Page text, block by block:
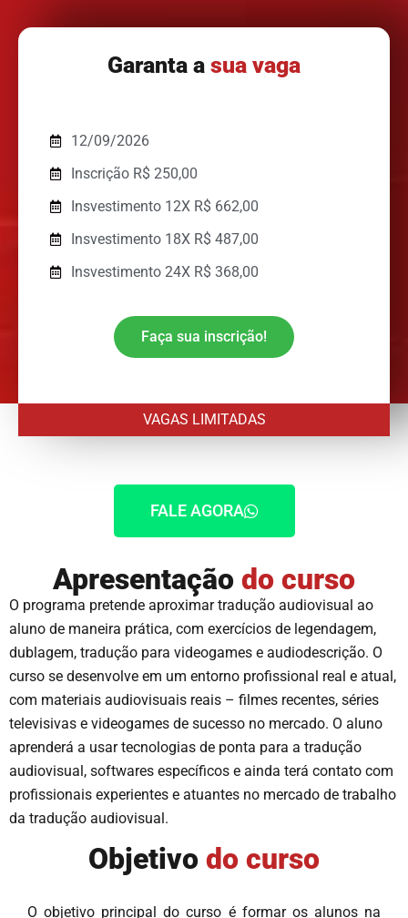
Garanta a sua vaga
12/09/2026
Inscrição R$ 250,00
Insvestimento 12X R$ 662,00
Insvestimento 18X R$ 487,00
Insvestimento 24X R$ 368,00
Faça sua inscrição!
VAGAS LIMITADAS
FALE AGORA
Apresentação do curso
O programa pretende aproximar tradução audiovisual ao
aluno de maneira prática, com exercícios de legendagem,
dublagem, tradução para videogames e audiodescrição. O
curso se desenvolve em um entorno profissional real e atual,
com materiais audiovisuais reais – filmes recentes, séries
televisivas e videogames de sucesso no mercado. O aluno
aprenderá a usar tecnologias de ponta para a tradução
audiovisual, softwares específicos e ainda terá contato com
profissionais experientes e atuantes no mercado de trabalho
da tradução audiovisual.
Objetivo do curso
O objetivo principal do curso é formar os alunos na